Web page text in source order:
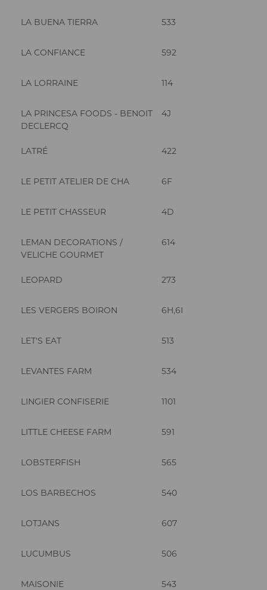
LA BUENA TIERRA 533
LA CONFIANCE 592
LA LORRAINE 114
LA PRINCESA FOODS - BENOIT
DECLERCQ
4J
LATRÉ 422
LE PETIT ATELIER DE CHA 6F
LE PETIT CHASSEUR 4D
LEMAN DECORATIONS /
VELICHE GOURMET
614
LEOPARD 273
LES VERGERS BOIRON 6H,6I
LET'S EAT 513
LEVANTES FARM 534
LINGIER CONFISERIE 1101
LITTLE CHEESE FARM 591
LOBSTERFISH 565
LOS BARBECHOS 540
LOTJANS 607
LUCUMBUS 506
MAISONIE 543